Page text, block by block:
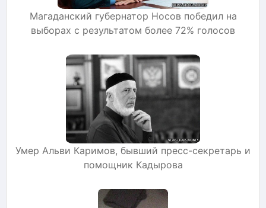
Магаданский губернатор Носов победил на
выборах с результатом более 72% голосов
Умер Альви Каримов, бывший пресс-секретарь и
помощник Кадырова